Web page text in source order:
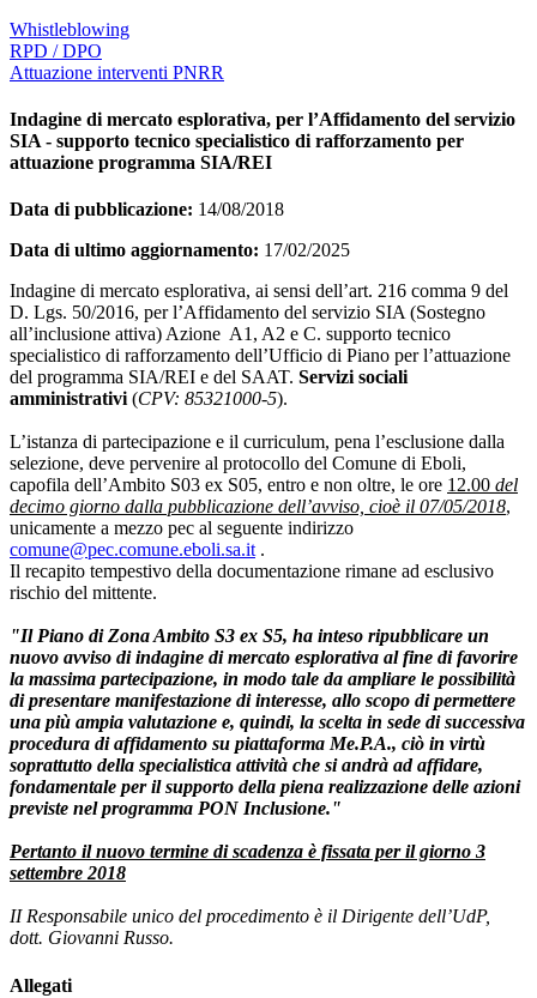
Whistleblowing
RPD / DPO
Attuazione interventi PNRR
Indagine di mercato esplorativa, per l’Affidamento del servizio
SIA - supporto tecnico specialistico di rafforzamento per
attuazione programma SIA/REI
Data di pubblicazione: 14/08/2018
Data di ultimo aggiornamento: 17/02/2025
Indagine di mercato esplorativa, ai sensi dell’art. 216 comma 9 del
D. Lgs. 50/2016, per l’Affidamento del servizio SIA (Sostegno
all’inclusione attiva) Azione A1, A2 e C. supporto tecnico
specialistico di rafforzamento dell’Ufficio di Piano per l’attuazione
del programma SIA/REI e del SAAT. Servizi sociali
amministrativi (CPV: 85321000-5).
L’istanza di partecipazione e il curriculum, pena l’esclusione dalla
selezione, deve pervenire al protocollo del Comune di Eboli,
capofila dell’Ambito S03 ex S05, entro e non oltre, le ore 12.00 del
decimo giorno dalla pubblicazione dell’avviso, cioè il 07/05/2018,
unicamente a mezzo pec al seguente indirizzo
comune@pec.comune.eboli.sa.it .
Il recapito tempestivo della documentazione rimane ad esclusivo
rischio del mittente.
"Il Piano di Zona Ambito S3 ex S5, ha inteso ripubblicare un
nuovo avviso di indagine di mercato esplorativa al fine di favorire
la massima partecipazione, in modo tale da ampliare le possibilità
di presentare manifestazione di interesse, allo scopo di permettere
una più ampia valutazione e, quindi, la scelta in sede di successiva
procedura di affidamento su piattaforma Me.P.A., ciò in virtù
soprattutto della specialistica attività che si andrà ad affidare,
fondamentale per il supporto della piena realizzazione delle azioni
previste nel programma PON Inclusione."
Pertanto il nuovo termine di scadenza è fissata per il giorno 3
settembre 2018
II Responsabile unico del procedimento è il Dirigente dell’UdP,
dott. Giovanni Russo.
Allegati